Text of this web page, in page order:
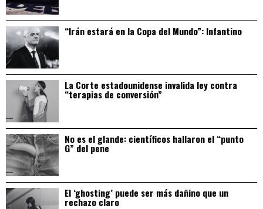
“Irán estará en la Copa del Mundo”: Infantino
La Corte estadounidense invalida ley contra
“terapias de conversión”
No es el glande: científicos hallaron el “punto
G” del pene
El ‘ghosting’ puede ser más dañino que un
rechazo claro